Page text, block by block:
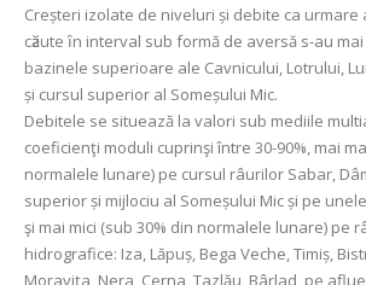
Creșteri izolate de niveluri și debite ca
cӑzute ȋn interval sub formă de aversă s-au
bazinele superioare ale Cavnicului, Lotrului,
și cursul superior al Someșului Mic.
Debitele se situează la valori sub mediile
coeficienţi moduli cuprinşi între 30-90%, mai
normalele lunare) pe cursul râurilor Sabar,
superior și mijlociu al Someșului Mic și pe
şi mai mici (sub 30% din normalele lunare) pe
hidrografice: Iza, Lăpuș, Bega Veche, Timiș,
Moravița, Nera, Cerna, Tazlău, Bârlad, pe